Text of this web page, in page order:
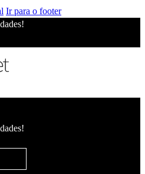
Ir para o footer